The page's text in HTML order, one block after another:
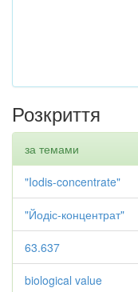
Розкриття
за темами
"Iodis-concentrate"
"Йодіс-концентрат"
63.637
biological value